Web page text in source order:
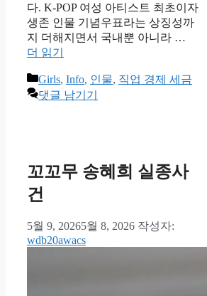
다. K-POP 여성 아티스트 최초이자
생존 인물 기념우표라는 상징성까
지 더해지면서 국내뿐 아니라 …
더 읽기
카
테
Girls, Info, 인물, 직업 경제 세금
댓글 남기기
꼬꼬무 송혜희 실종사
건
5월 9, 20265월 8, 2026 작성자:
wdb20awacs